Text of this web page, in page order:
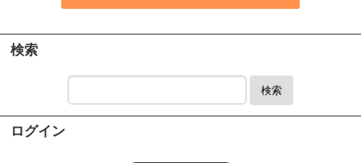
検索
検索
ログイン